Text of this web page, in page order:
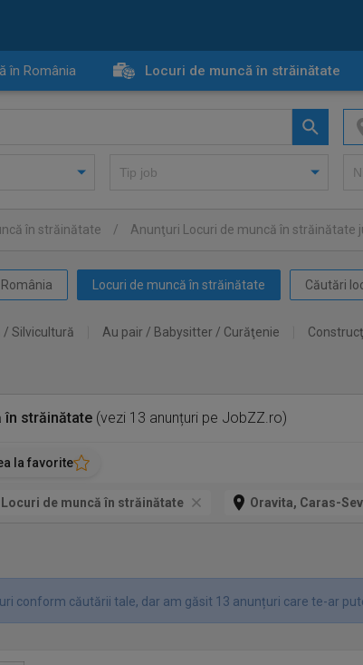
în România Locuri de muncă în străinătate
în străinătate / Anunţuri Locuri de muncă în străinătate
România Locuri de muncă în străinătate Căutări
/ Silvicultură Au pair / Babysitter / Curăţenie
în străinătate (vezi 13 anunțuri pe JobZZ.ro)
la favorite
Locuri de muncă în străinătate Oravita, Caras-
conform căutării tale, dar am găsit 13 anunțuri care te-ar